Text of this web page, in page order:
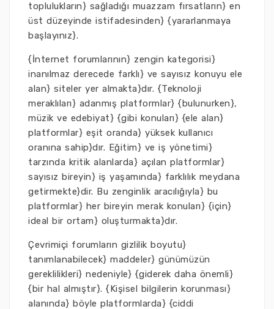
toplulukların} sağladığı muazzam fırsatların} en
üst düzeyinde istifadesinden} {yararlanmaya
başlayınız}.
{İnternet forumlarının} zengin kategorisi}
inanılmaz derecede farklı} ve sayısız konuyu ele
alan} siteler yer almakta}dır. {Teknoloji
meraklıları} adanmış platformlar} {bulunurken},
müzik ve edebiyat} {gibi konuları} {ele alan}
platformlar} eşit oranda} yüksek kullanıcı
oranına sahip}dır. Eğitim} ve iş yönetimi}
tarzında kritik alanlarda} açılan platformlar}
sayısız bireyin} iş yaşamında} farklılık meydana
getirmekte}dir. Bu zenginlik aracılığıyla} bu
platformlar} her bireyin merak konuları} {için}
ideal bir ortam} oluşturmakta}dır.
Çevrimiçi forumların gizlilik boyutu}
tanımlanabilecek} maddeler} günümüzün
gereklilikleri} nedeniyle} {giderek daha önemli}
{bir hal almıştır}. {Kişisel bilgilerin korunması}
alanında} böyle platformlarda} {ciddi